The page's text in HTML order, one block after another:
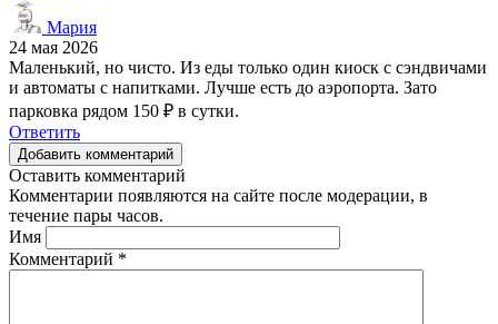
Мария
24 мая 2026
Маленький, но чисто. Из еды только один киоск с сэндвичами
и автоматы с напитками. Лучше есть до аэропорта. Зато
парковка рядом 150 ₽ в сутки.
Ответить
Добавить комментарий
Оставить комментарий
Комментарии появляются на сайте после модерации, в
течение пары часов.
Имя
Комментарий *